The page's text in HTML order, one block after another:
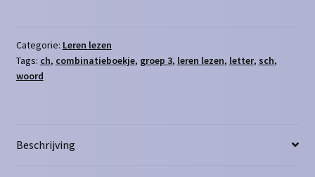
sch
aantal
Categorie: Leren lezen
Tags: ch, combinatieboekje, groep 3, leren lezen, letter, sch,
woord
Beschrijving